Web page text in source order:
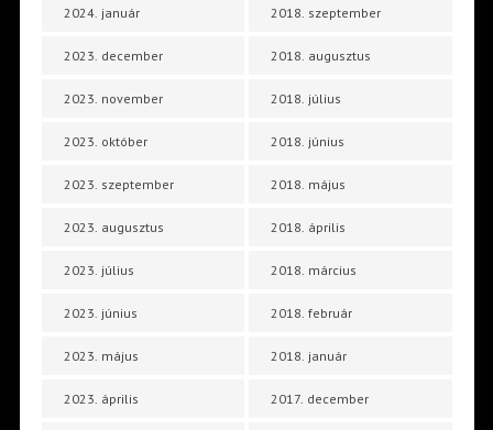
2024. január
2023. december
2023. november
2023. október
2023. szeptember
2023. augusztus
2023. július
2023. június
2023. május
2023. április
2018. szeptember
2018. augusztus
2018. július
2018. június
2018. május
2018. április
2018. március
2018. február
2018. január
2017. december